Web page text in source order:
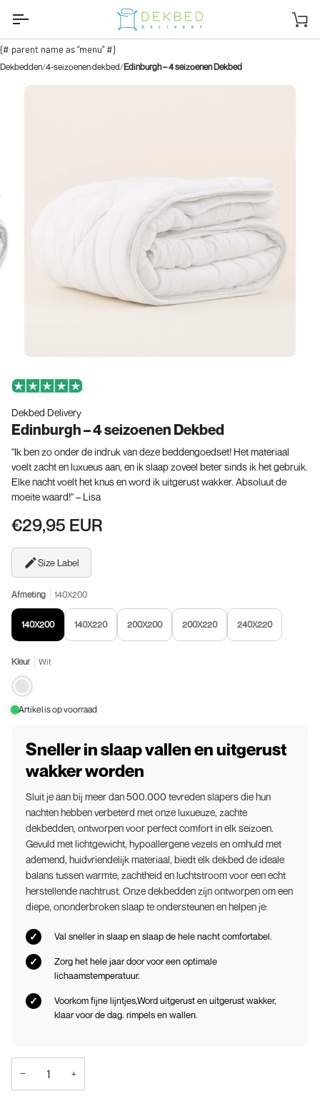
naar
{# parent name as “menu” #}
Dekbedden 4-seizoenen dekbed Edinburgh – 4 seizoenen Dekbed
Dekbed Delivery
Edinburgh – 4 seizoenen Dekbed
"Ik ben zo onder de indruk van deze beddengoedset! Het materiaal
voelt zacht en luxueus aan, en ik slaap zoveel beter sinds ik het gebruik.
Elke nacht voelt het knus en word ik uitgerust wakker. Absoluut de
moeite waard!" – Lisa
€29,95 EUR
Size Label
Afmeting 140X200
140X200 140X220 200X200 200X220 240X220
Kleur Wit
Wit
Artikel is op voorraad
Sneller in slaap vallen en uitgerust
wakker worden
Sluit je aan bij meer dan 500.000 tevreden slapers die hun
nachten hebben verbeterd met onze luxueuze, zachte
dekbedden, ontworpen voor perfect comfort in elk seizoen.
Gevuld met lichtgewicht, hypoallergene vezels en omhuld met
ademend, huidvriendelijk materiaal, biedt elk dekbed de ideale
balans tussen warmte, zachtheid en luchtstroom voor een echt
herstellende nachtrust. Onze dekbedden zijn ontworpen om een
​​diepe, ononderbroken slaap te ondersteunen en helpen je:
Val sneller in slaap en slaap de hele nacht comfortabel.
Zorg het hele jaar door voor een optimale
lichaamstemperatuur.
Voorkom fijne lijntjes,Word uitgerust en uitgerust wakker,
klaar voor de dag. rimpels en wallen.
− +